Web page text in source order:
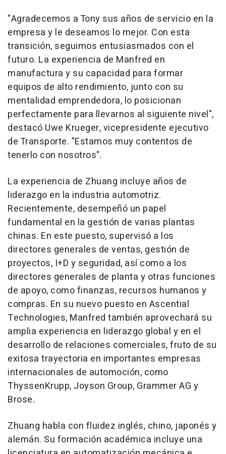
"Agradecemos a Tony sus años de servicio en la
empresa y le deseamos lo mejor. Con esta
transición, seguimos entusiasmados con el
futuro. La experiencia de Manfred en
manufactura y su capacidad para formar
equipos de alto rendimiento, junto con su
mentalidad emprendedora, lo posicionan
perfectamente para llevarnos al siguiente nivel",
destacó Uwe Krueger, vicepresidente ejecutivo
de Transporte. "Estamos muy contentos de
tenerlo con nosotros".
La experiencia de Zhuang incluye años de
liderazgo en la industria automotriz.
Recientemente, desempeñó un papel
fundamental en la gestión de varias plantas
chinas. En este puesto, supervisó a los
directores generales de ventas, gestión de
proyectos, I+D y seguridad, así como a los
directores generales de planta y otras funciones
de apoyo, como finanzas, recursos humanos y
compras. En su nuevo puesto en Ascential
Technologies, Manfred también aprovechará su
amplia experiencia en liderazgo global y en el
desarrollo de relaciones comerciales, fruto de su
exitosa trayectoria en importantes empresas
internacionales de automoción, como
ThyssenKrupp, Joyson Group, Grammer AG y
Brose.
Zhuang habla con fluidez inglés, chino, japonés y
alemán. Su formación académica incluye una